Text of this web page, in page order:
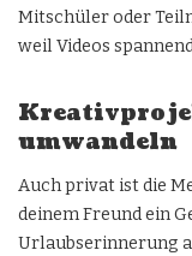
Mitschüler oder
weil Videos
umwandeln
Auch privat ist die
deinem Freund ein
Urlaubserinnerung